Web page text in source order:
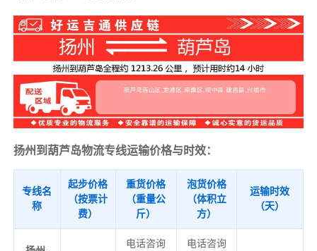
扬州到葫芦岛物流专线运输价格与时效：
专线名
称
起步价格
（按票计
费）
重货价格
（重量公
斤）
泡货价格
（体积立
方）
运输时效
（天）
电话咨询
电话咨询